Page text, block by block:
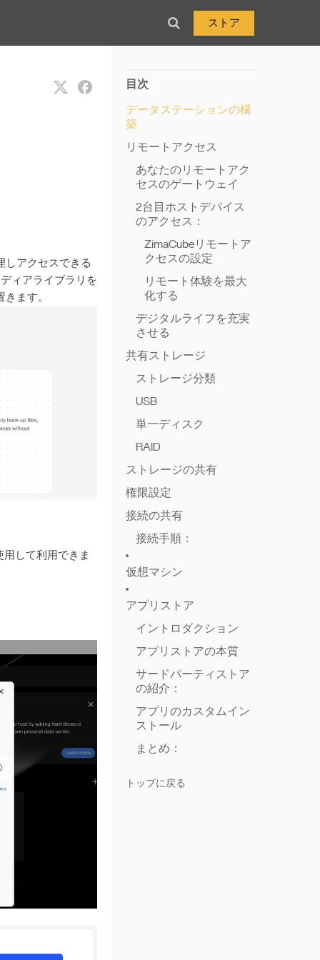
ストア
しアクセスできる
ィアライブラリを
ます。
して利用できま
目次
データステーションの構
築
リモートアクセス
あなたのリモートアク
セスのゲートウェイ
2台目ホストデバイス
のアクセス：
ZimaCubeリモートア
クセスの設定
リモート体験を最大
化する
デジタルライフを充実
させる
共有ストレージ
ストレージ分類
USB
単一ディスク
RAID
ストレージの共有
権限設定
接続の共有
接続手順：
仮想マシン
アプリストア
イントロダクション
アプリストアの本質
サードパーティストア
の紹介：
アプリのカスタムイン
ストール
まとめ：
トップに戻る